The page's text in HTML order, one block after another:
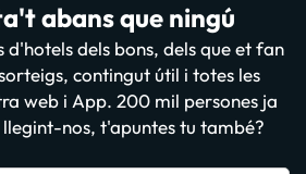
abans que ningú
d'hotels dels bons, dels que et fan
contingut útil i totes les
web i App. 200 mil persones ja
llegint-nos, t'apuntes tu també?